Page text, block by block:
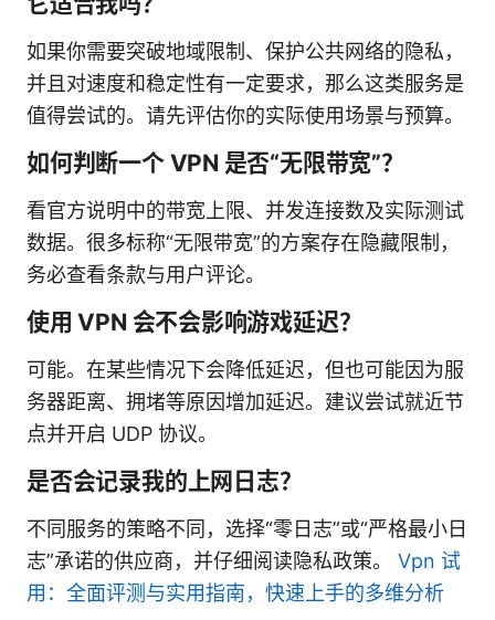
如果你需要突破地域限制、保护公共网络的隐私，
并且对速度和稳定性有一定要求，那么这类服务是
值得尝试的。请先评估你的实际使用场景与预算。
如何判断一个 VPN 是否“无限带宽”？
看官方说明中的带宽上限、并发连接数及实际测试
数据。很多标称“无限带宽”的方案存在隐藏限制，
务必查看条款与用户评论。
使用 VPN 会不会影响游戏延迟？
可能。在某些情况下会降低延迟，但也可能因为服
务器距离、拥堵等原因增加延迟。建议尝试就近节
点并开启 UDP 协议。
是否会记录我的上网日志？
不同服务的策略不同，选择“零日志”或“严格最小日
志”承诺的供应商，并仔细阅读隐私政策。 Vpn 试
用：全面评测与实用指南，快速上手的多维分析